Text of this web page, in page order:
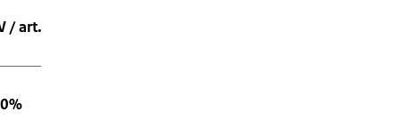
art. 58, Aanh. I